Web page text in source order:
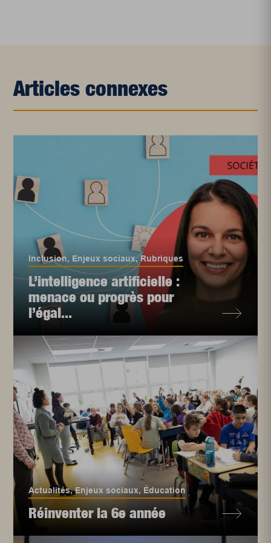
Articles connexes
Inclusion, Enjeux sociaux,Rubriques
L’intelligence artificielle :
menace ou progrès pour
l’égal...
Actualités,Enjeux sociaux, Éducation
Réinventer la 6e année